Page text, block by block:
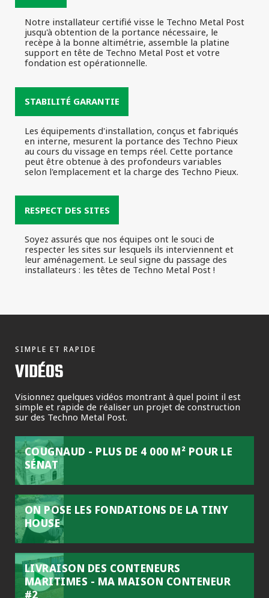
Notre installateur certifié visse le Techno Metal Post
jusqu'à obtention de la portance nécessaire, le
recèpe à la bonne altimétrie, assemble la platine
support en tête de Techno Metal Post et votre
fondation est opérationnelle.
STABILITÉ GARANTIE
Les équipements d'installation, conçus et fabriqués
en interne, mesurent la portance des Techno Pieux
au cours du vissage en temps réel. Cette portance
peut être obtenue à des profondeurs variables
selon l'emplacement et la charge des Techno Pieux.
RESPECT DES SITES
Soyez assurés que nos équipes ont le souci de
respecter les sites sur lesquels ils interviennent et
leur aménagement. Le seul signe du passage des
installateurs : les têtes de Techno Metal Post !
SIMPLE ET RAPIDE
VIDÉOS
Visionnez quelques vidéos montrant à quel point il est
simple et rapide de réaliser un projet de construction
sur des Techno Metal Post.
COUGNAUD - PLUS DE 4 000 M² POUR LE
SÉNAT
ON POSE LES FONDATIONS DE LA TINY
HOUSE
LIVRAISON DES CONTENEURS
MARITIMES - MA MAISON CONTENEUR
#2